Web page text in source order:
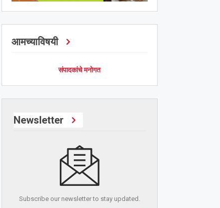
आमच्याविषयी
संपादकांचे मनोगत
Newsletter
Subscribe our newsletter to stay updated.